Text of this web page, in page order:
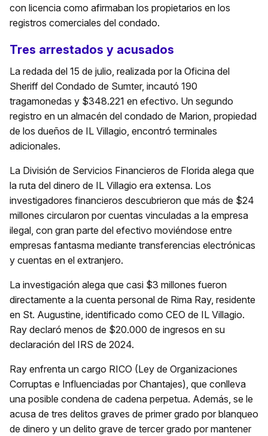
con licencia como afirmaban los propietarios en los
registros comerciales del condado.
Tres arrestados y acusados
La redada del 15 de julio, realizada por la Oficina del
Sheriff del Condado de Sumter, incautó 190
tragamonedas y $348.221 en efectivo. Un segundo
registro en un almacén del condado de Marion, propiedad
de los dueños de IL Villagio, encontró terminales
adicionales.
La División de Servicios Financieros de Florida alega que
la ruta del dinero de IL Villagio era extensa. Los
investigadores financieros descubrieron que más de $24
millones circularon por cuentas vinculadas a la empresa
ilegal, con gran parte del efectivo moviéndose entre
empresas fantasma mediante transferencias electrónicas
y cuentas en el extranjero.
La investigación alega que casi $3 millones fueron
directamente a la cuenta personal de Rima Ray, residente
en St. Augustine, identificado como CEO de IL Villagio.
Ray declaró menos de $20.000 de ingresos en su
declaración del IRS de 2024.
Ray enfrenta un cargo RICO (Ley de Organizaciones
Corruptas e Influenciadas por Chantajes), que conlleva
una posible condena de cadena perpetua. Además, se le
acusa de tres delitos graves de primer grado por blanqueo
de dinero y un delito grave de tercer grado por mantener